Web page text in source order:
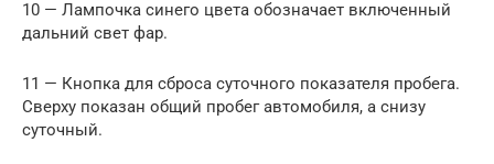
10 — Лампочка синего цвета обозначает включенный
дальний свет фар.
11 — Кнопка для сброса суточного показателя пробега.
Сверху показан общий пробег автомобиля, а снизу
суточный.